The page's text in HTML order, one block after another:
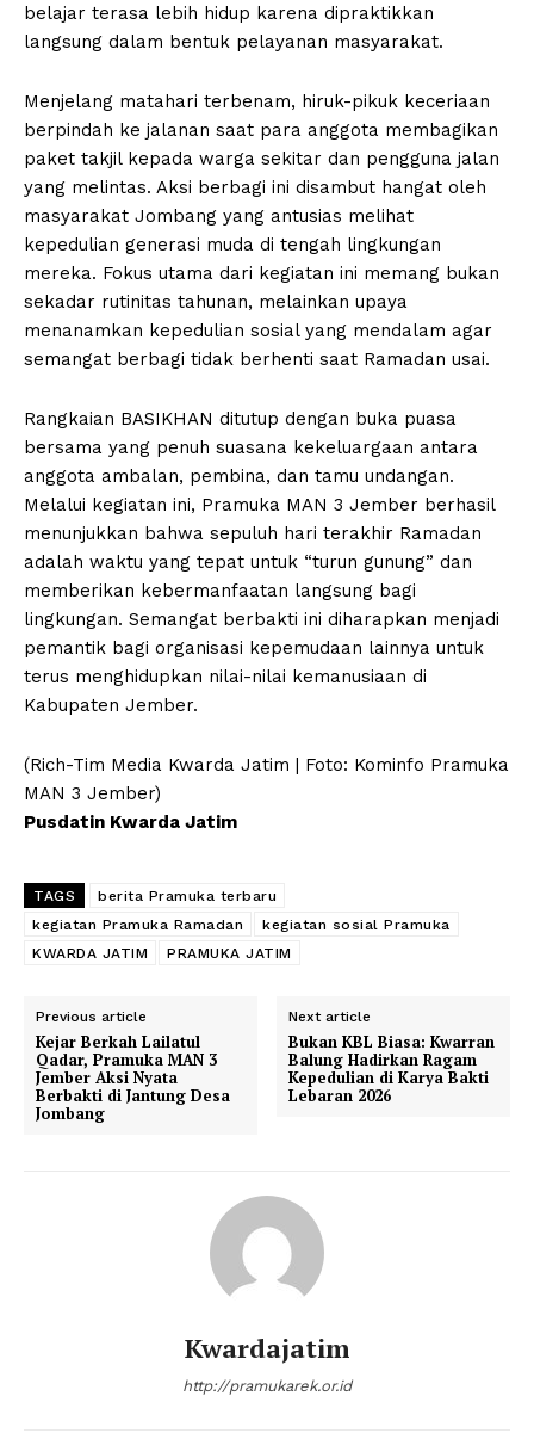
belajar terasa lebih hidup karena dipraktikkan
langsung dalam bentuk pelayanan masyarakat.
Menjelang matahari terbenam, hiruk-pikuk keceriaan
berpindah ke jalanan saat para anggota membagikan
paket takjil kepada warga sekitar dan pengguna jalan
yang melintas. Aksi berbagi ini disambut hangat oleh
masyarakat Jombang yang antusias melihat
kepedulian generasi muda di tengah lingkungan
mereka. Fokus utama dari kegiatan ini memang bukan
sekadar rutinitas tahunan, melainkan upaya
menanamkan kepedulian sosial yang mendalam agar
semangat berbagi tidak berhenti saat Ramadan usai.
Rangkaian BASIKHAN ditutup dengan buka puasa
bersama yang penuh suasana kekeluargaan antara
anggota ambalan, pembina, dan tamu undangan.
Melalui kegiatan ini, Pramuka MAN 3 Jember berhasil
menunjukkan bahwa sepuluh hari terakhir Ramadan
adalah waktu yang tepat untuk “turun gunung” dan
memberikan kebermanfaatan langsung bagi
lingkungan. Semangat berbakti ini diharapkan menjadi
pemantik bagi organisasi kepemudaan lainnya untuk
terus menghidupkan nilai-nilai kemanusiaan di
Kabupaten Jember.
(Rich-Tim Media Kwarda Jatim | Foto: Kominfo Pramuka
MAN 3 Jember)
Pusdatin Kwarda Jatim
TAGS
berita Pramuka terbaru
kegiatan Pramuka Ramadan
kegiatan sosial Pramuka
KWARDA JATIM
PRAMUKA JATIM
Previous article
Kejar Berkah Lailatul
Qadar, Pramuka MAN 3
Jember Aksi Nyata
Berbakti di Jantung Desa
Jombang
Next article
Bukan KBL Biasa: Kwarran
Balung Hadirkan Ragam
Kepedulian di Karya Bakti
Lebaran 2026
Kwardajatim
http://pramukarek.or.id